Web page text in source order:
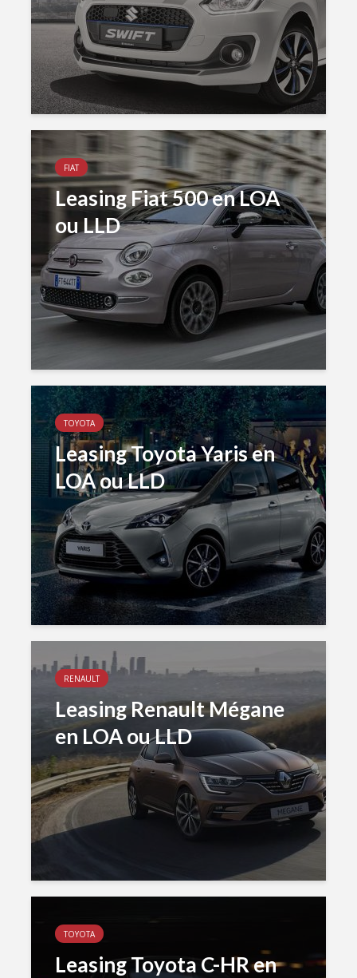
FIAT
Leasing Fiat 500 en LOA
ou LLD
TOYOTA
Leasing Toyota Yaris en
LOA ou LLD
RENAULT
Leasing Renault Mégane
en LOA ou LLD
TOYOTA
Leasing Toyota C-HR en